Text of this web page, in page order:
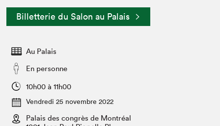
Espace médias
Espace exposant⋅e⋅s
Vidéos et Balados
Club de lecture Braindate
Édition 2022
Nous connaître
Projets partenaires 2022
Archives
Billetterie du Salon au Palais
Au Palais
En personne
10h00 à 11h00
Vendredi 25 novembre 2022
Palais des congrès de Montréal